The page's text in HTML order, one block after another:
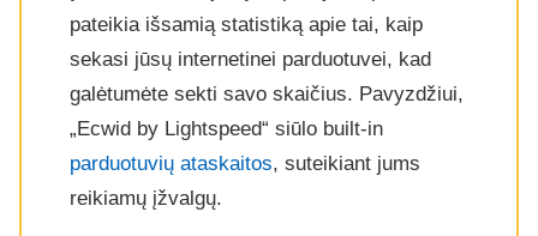
pateikia išsamią statistiką apie tai, kaip
sekasi jūsų internetinei parduotuvei, kad
galėtumėte sekti savo skaičius. Pavyzdžiui,
„Ecwid by Lightspeed“ siūlo built-in
parduotuvių ataskaitos, suteikiant jums
reikiamų įžvalgų.